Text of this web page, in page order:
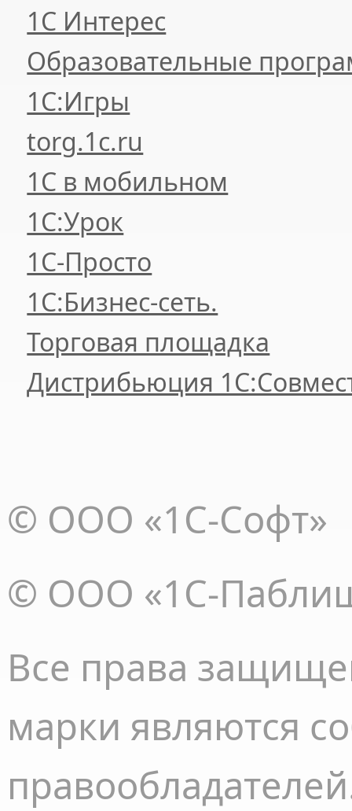
1С Интерес
Образовательные
1С:Игры
torg.1c.ru
1С в мобильном
1С:Урок
1C-Просто
1С:Бизнес-сеть.
Торговая площадка
Дистрибьюция
© ООО «1С-Софт»
© ООО «1С-
Все права
марки являются